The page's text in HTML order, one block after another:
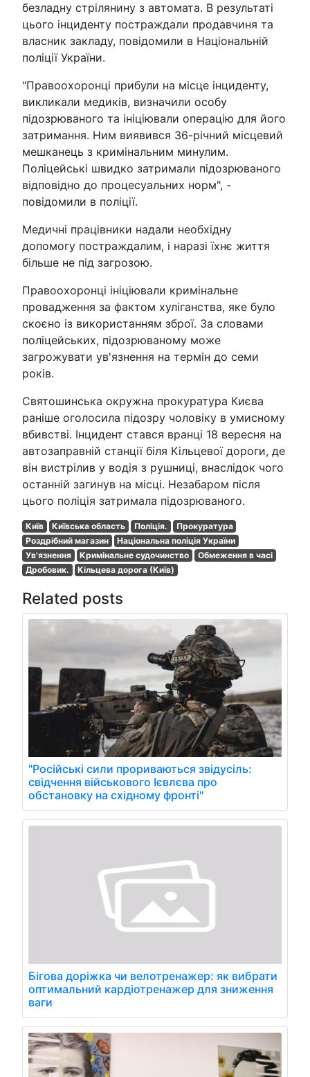
безладну стрілянину з автомата. В результаті
цього інциденту постраждали продавчиня та
власник закладу, повідомили в Національній
поліції України.
"Правоохоронці прибули на місце інциденту,
викликали медиків, визначили особу
підозрюваного та ініціювали операцію для його
затримання. Ним виявився 36-річний місцевий
мешканець з кримінальним минулим.
Поліцейські швидко затримали підозрюваного
відповідно до процесуальних норм", -
повідомили в поліції.
Медичні працівники надали необхідну
допомогу постраждалим, і наразі їхнє життя
більше не під загрозою.
Правоохоронці ініціювали кримінальне
провадження за фактом хуліганства, яке було
скоєно із використанням зброї. За словами
поліцейських, підозрюваному може
загрожувати ув'язнення на термін до семи
років.
Святошинська окружна прокуратура Києва
раніше оголосила підозру чоловіку в умисному
вбивстві. Інцидент стався вранці 18 вересня на
автозаправній станції біля Кільцевої дороги, де
він вистрілив у водія з рушниці, внаслідок чого
останній загинув на місці. Незабаром після
цього поліція затримала підозрюваного.
Київ Київська область Поліція.
Прокуратура
Роздрібний магазин
Національна поліція України
Ув'язнення
Кримінальне судочинство
Обмеження в часі
Дробовик.
Кільцева дорога (Київ)
Related posts
"Російські сили прориваються звідусіль:
свідчення військового Ієвлєва про
обстановку на східному фронті"
Бігова доріжка чи велотренажер: як вибрати
оптимальний кардіотренажер для зниження
ваги